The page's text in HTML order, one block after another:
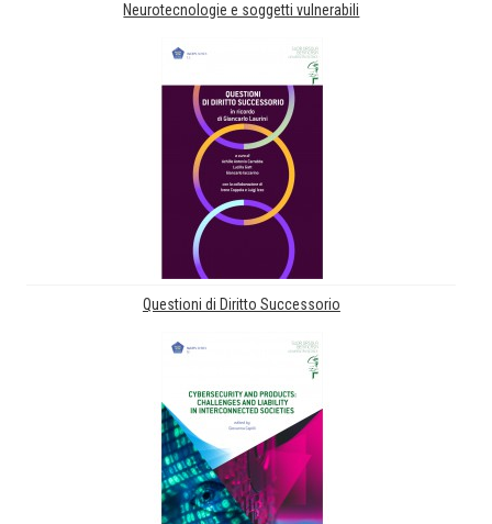
Neurotecnologie e soggetti vulnerabili
Questioni di Diritto Successorio